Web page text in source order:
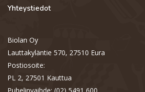
Yhteystiedot
Biolan Oy
Lauttakyläntie 570, 27510 Eura
Postiosoite:
PL 2, 27501 Kauttua
S
Hi there! How can